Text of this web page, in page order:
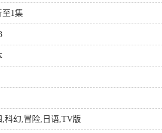
至1集
,科幻,冒险, 日语,TV版